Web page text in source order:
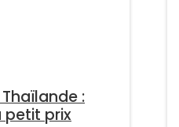
:
petit prix